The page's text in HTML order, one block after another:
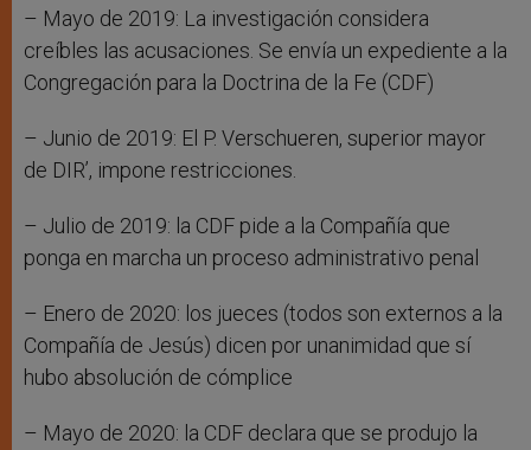
– Mayo de 2019: La investigación considera
creíbles las acusaciones. Se envía un expediente a la
Congregación para la Doctrina de la Fe (CDF)
– Junio de 2019: El P. Verschueren, superior mayor
de DIR’, impone restricciones.
– Julio de 2019: la CDF pide a la Compañía que
ponga en marcha un proceso administrativo penal
– Enero de 2020: los jueces (todos son externos a la
Compañía de Jesús) dicen por unanimidad que sí
hubo absolución de cómplice
– Mayo de 2020: la CDF declara que se produjo la